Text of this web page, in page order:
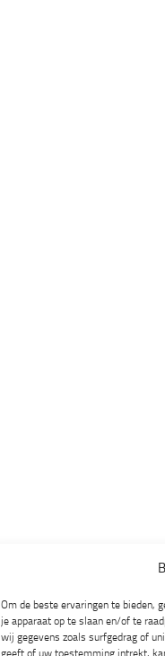
Om de beste ervaringen te bieden,
je apparaat op te slaan en/of te
wij gegevens zoals surfgedrag of
geeft of uw toestemming intrekt,